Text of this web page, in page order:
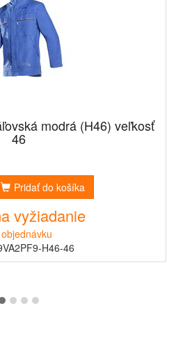
modrá (H46) veľkosť
46
Pridať do košíka
vyžiadanie
H46-46